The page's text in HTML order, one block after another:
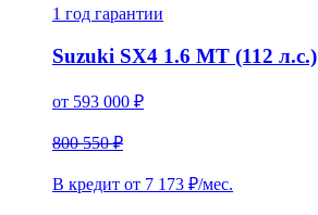
1 год гарантии
Suzuki SX4 1.6 MT (112 л.с.)
от 593 000 ₽
800 550 ₽
В кредит от 7 173 ₽/мес.